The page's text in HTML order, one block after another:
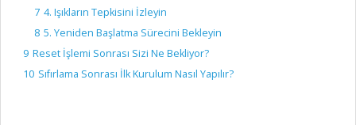
7 4. Işıkların Tepkisini İzleyin
8 5. Yeniden Başlatma Sürecini Bekleyin
9 Reset İşlemi Sonrası Sizi Ne Bekliyor?
10 Sıfırlama Sonrası İlk Kurulum Nasıl Yapılır?